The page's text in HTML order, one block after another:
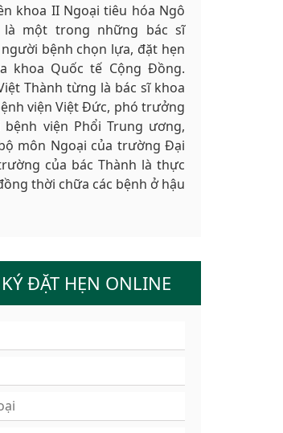
khoa II Ngoại tiêu hóa Ngô
là một trong những bác sĩ
bệnh chọn lựa, đặt hẹn
khoa Quốc tế Cộng Đồng.
Thành từng là bác sĩ khoa
viện Việt Đức, phó trưởng
bệnh viện Phổi Trung ương,
môn Ngoại của trường Đại
của bác Thành là thực
thời chữa các bệnh ở hậu
ĐẶT HẸN ONLINE